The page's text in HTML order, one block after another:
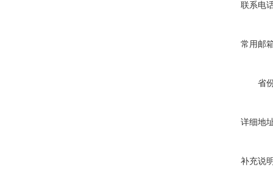
联系电
常用邮
省
详细地
补充说